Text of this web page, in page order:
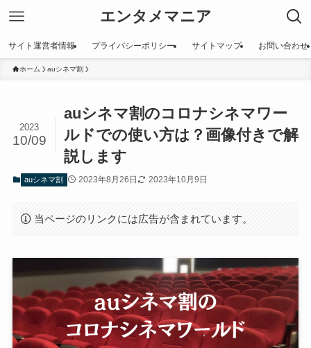
エンタメマニア
サイト運営者情報 プライバシーポリシー サイトマップ お問い合わせ
ホーム auシネマ割
auシネマ割のコロナシネマワー
ルドでの使い方は？画像付きで解
説します
2023
10/09
auシネマ割 2023年8月26日 2023年10月9日
当ページのリンクには広告が含まれています。